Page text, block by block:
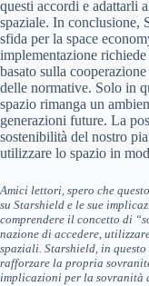
questi accordi e adattarli
spaziale. In conclusione,
sfida per la space
implementazione
basato sulla
delle normative. Solo in
spazio rimanga un
generazioni future. La
sostenibilità del nostro
utilizzare lo spazio in
Amici lettori, spero che
su Starshield e le sue
comprendere il concetto di
nazione di accedere,
spaziali. Starshield, in
rafforzare la propria
implicazioni per la sovranità